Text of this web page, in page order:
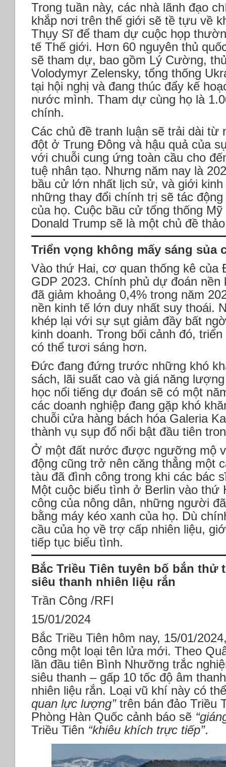
Trong tuần này, các nhà lãnh đạo
khắp nơi trên thế giới sẽ tề tựu về
Thụy Sĩ để tham dự cuộc họp
tế Thế giới. Hơn 60 nguyên thủ
sẽ tham dự, bao gồm Lý Cường,
Volodymyr Zelensky, tổng thống
tại hội nghị và đang thúc đẩy kế
nước mình. Tham dự cùng họ là
chính.
Các chủ đề tranh luận sẽ trải dài từ
đột ở Trung Đông và hậu quả của
với chuỗi cung ứng toàn cầu cho
tuệ nhân tạo. Nhưng năm nay là
bầu cử lớn nhất lịch sử, và giới kinh
những thay đổi chính trị sẽ tác
của họ. Cuộc bầu cử tổng thống
Donald Trump sẽ là một chủ đề
Triển vọng không mấy sáng sủa
Vào thứ Hai, cơ quan thống kê của
GDP 2023. Chính phủ dự đoán
đã giảm khoảng 0,4% trong năm
nền kinh tế lớn duy nhất suy thoái.
khép lại với sự sụt giảm đầy bất
kinh doanh. Trong bối cảnh đó,
có thể tươi sáng hơn.
Đức đang đứng trước những khó
sách, lãi suất cao và giá năng
học nổi tiếng dự đoán sẽ có một
các doanh nghiệp đang gặp khó
chuỗi cửa hàng bách hóa Galeria
thành vụ sụp đổ nổi bật đầu tiên
Ở một đất nước được ngưỡng mộ
động cũng trở nên căng thẳng một
tàu đã đình công trong khi các bác
Một cuộc biểu tình ở Berlin vào thứ
công của nông dân, những người
bằng máy kéo xanh của họ. Dù
cầu của họ về trợ cấp nhiên liệu,
tiếp tục biểu tình.
Bắc Triều Tiên tuyên bố bắn thử
siêu thanh nhiên liệu rắn
Trần Công /RFI
15/01/2024
Bắc Triều Tiên hôm nay, 15/01/
công một loại tên lửa mới. Theo
lần đầu tiên Bình Nhưỡng trắc
siêu thanh – gấp 10 tốc độ âm
nhiên liệu rắn. Loại vũ khí này có
quan lực lượng’’trên bán đảo Triều
Phòng Hàn Quốc cảnh báo sẽ
Triều Tiên ‘‘khiêu khích trực tiếp’’.